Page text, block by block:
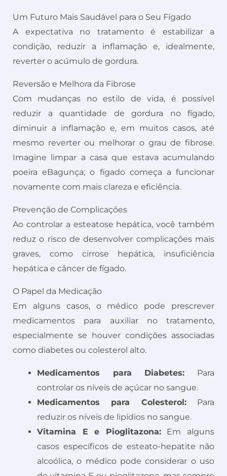
Um Futuro Mais Saudável para o Seu Fígado
A expectativa no tratamento é estabilizar a
condição, reduzir a inflamação e, idealmente,
reverter o acúmulo de gordura.
Reversão e Melhora da Fibrose
Com mudanças no estilo de vida, é possível
reduzir a quantidade de gordura no fígado,
diminuir a inflamação e, em muitos casos, até
mesmo reverter ou melhorar o grau de fibrose.
Imagine limpar a casa que estava acumulando
poeira eBagunça; o fígado começa a funcionar
novamente com mais clareza e eficiência.
Prevenção de Complicações
Ao controlar a esteatose hepática, você também
reduz o risco de desenvolver complicações mais
graves, como cirrose hepática, insuficiência
hepática e câncer de fígado.
O Papel da Medicação
Em alguns casos, o médico pode prescrever
medicamentos para auxiliar no tratamento,
especialmente se houver condições associadas
como diabetes ou colesterol alto.
Medicamentos para Diabetes: Para
controlar os níveis de açúcar no sangue.
Medicamentos para Colesterol:Para
reduzir os níveis de lipídios no sangue.
Vitamina E e Pioglitazona:Em alguns
casos específicos de esteato-hepatite não
alcoólica, o médico pode considerar o uso